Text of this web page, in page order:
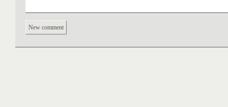
New comment